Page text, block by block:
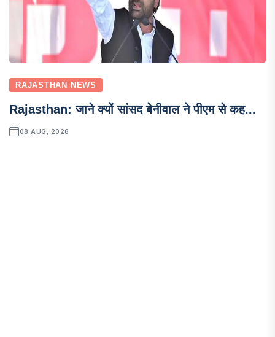
RAJASTHAN NEWS
Rajasthan: जाने क्यों सांसद बेनीवाल ने पीएम से कह...
08 AUG, 2026